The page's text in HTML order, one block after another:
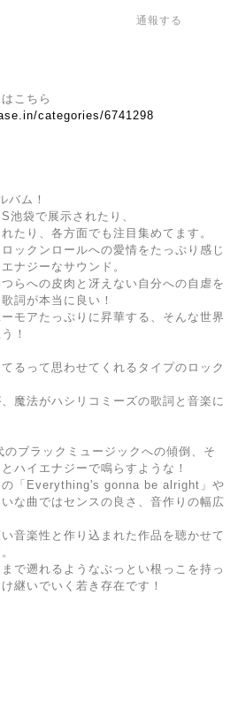
通報する
こちら
categories/6741298
バム！
池袋で展示されたり、
たり、各方面でも注目集めてます。
ックンロールへの愛情をたっぷり感じ
ナジーなサウンド。
らへの皮肉と冴えない自分への自虐を
詞が本当に良い！
モアたっぷりに昇華する、そんな世界
！
るって思わせてくれるタイプのロック
魔法がハシリコミーズの歌詞と音楽に
ブラックミュージックへの傾倒、そ
ハイエナジーで鳴らすような！
の「Everything's gonna be alright」や
な曲ではセンスの良さ、音作りの幅広
音楽性と作り込まれた作品を聴かせて
で遡れるようなぶっとい根っこを持っ
継いでいく若き存在です！